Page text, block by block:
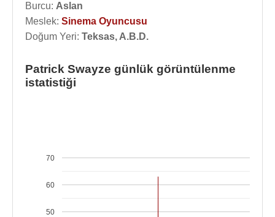
Burcu: Aslan
Meslek: Sinema Oyuncusu
Doğum Yeri: Teksas, A.B.D.
Patrick Swayze günlük görüntülenme
istatistiği
50
60
70